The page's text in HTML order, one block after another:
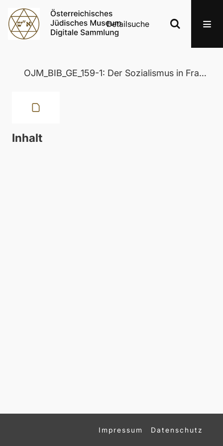
Detailsuche
OJM_BIB_GE_159-1: Der Sozialismus in Frankreich
Inhalt
Impressum Datenschutz